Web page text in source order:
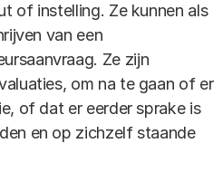
of instelling. Ze kunnen als
van een
Ze zijn
om na te gaan of er
of dat er eerder sprake is
en op zichzelf staande